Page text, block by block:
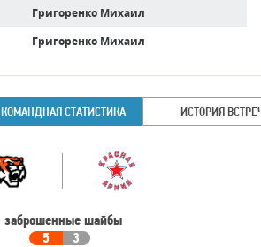
Григоренко Михаил
Григоренко Михаил
КОМАНДНАЯ СТАТИСТИКА ИСТОРИЯ
Команда
заброшенные шайбы
5
3